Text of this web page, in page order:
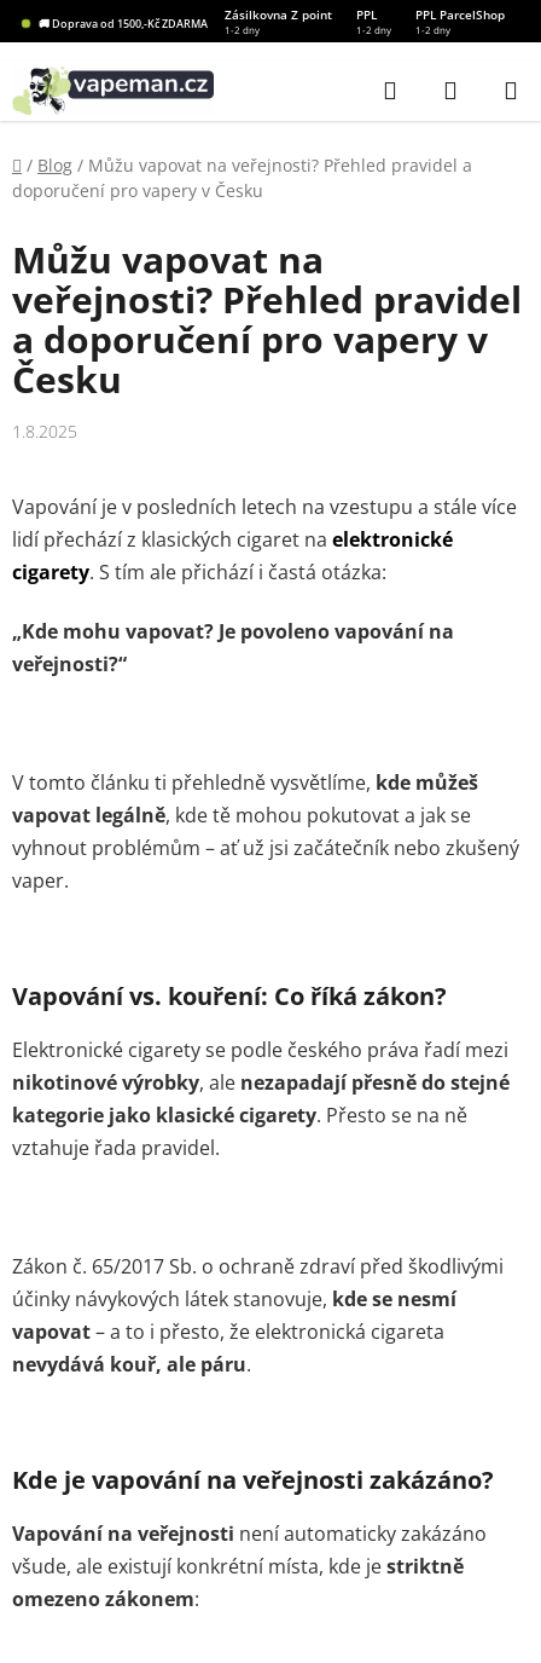
Přejít
na
obsah
🚚 Doprava od 1500,-Kč ZDARMA
Zásilkovna Z point PPL PPL ParcelShop
1-2 dny 1-2 dny 1-2 dny
Hledat
KOŠÍK
Domů
/ Blog / Můžu vapovat na veřejnosti? Přehled pravidel a
doporučení pro vapery v Česku
Můžu vapovat na
veřejnosti? Přehled pravidel
a doporučení pro vapery v
Česku
1.8.2025
Vapování je v posledních letech na vzestupu a stále více
lidí přechází z klasických cigaret na elektronické
cigarety. S tím ale přichází i častá otázka:
„Kde mohu vapovat? Je povoleno vapování na
veřejnosti?“
V tomto článku ti přehledně vysvětlíme, kde můžeš
vapovat legálně, kde tě mohou pokutovat a jak se
vyhnout problémům – ať už jsi začátečník nebo zkušený
vaper.
Vapování vs. kouření: Co říká zákon?
Elektronické cigarety se podle českého práva řadí mezi
nikotinové výrobky, ale nezapadají přesně do stejné
kategorie jako klasické cigarety. Přesto se na ně
vztahuje řada pravidel.
Zákon č. 65/2017 Sb. o ochraně zdraví před škodlivými
účinky návykových látek stanovuje, kde se nesmí
vapovat– a to i přesto, že elektronická cigareta
nevydává kouř, ale páru.
Kde je vapování na veřejnosti zakázáno?
Vapování na veřejnosti není automaticky zakázáno
všude, ale existují konkrétní místa, kde jestriktně
omezeno zákonem: